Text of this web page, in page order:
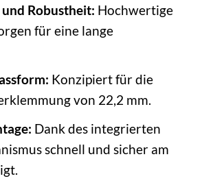
Robustheit: Hochwertige
für eine lange
Konzipiert für die
von 22,2 mm.
Dank des integrierten
schnell und sicher am